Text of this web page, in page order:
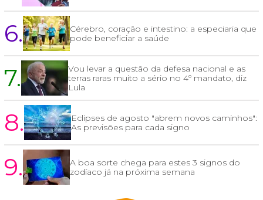
6.
Cérebro, coração e intestino: a especiaria que
pode beneficiar a saúde
7.
Vou levar a questão da defesa nacional e as
terras raras muito a sério no 4º mandato, diz
Lula
8.
Eclipses de agosto "abrem novos caminhos":
As previsões para cada signo
9.
A boa sorte chega para estes 3 signos do
zodíaco já na próxima semana